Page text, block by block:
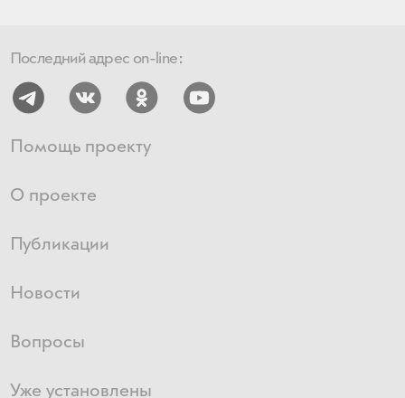
Последний адрес on-line:
Помощь проекту
О проекте
Публикации
Новости
Вопросы
Уже установлены